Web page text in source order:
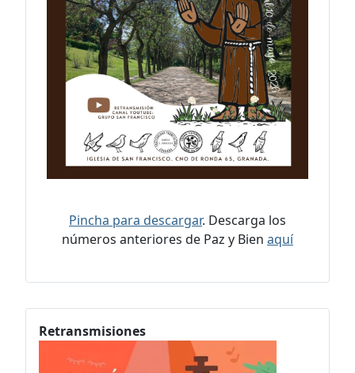
Retransmisiones
Pincha para descargar. Descarga los
números anteriores de Paz y Bien aquí